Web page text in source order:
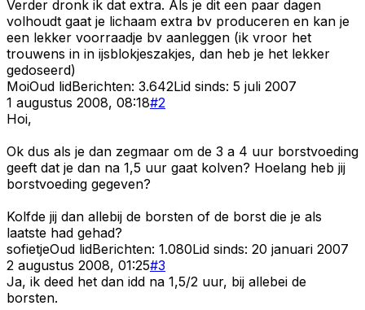
Verder dronk ik dat extra. Als je dit een paar dagen
volhoudt gaat je lichaam extra bv produceren en kan je
een lekker voorraadje bv aanleggen (ik vroor het
trouwens in in ijsblokjeszakjes, dan heb je het lekker
gedoseerd)
MoiOud lidBerichten: 3.642Lid sinds: 5 juli 2007
1 augustus 2008, 08:18#2
Hoi,
Ok dus als je dan zegmaar om de 3 a 4 uur borstvoeding
geeft dat je dan na 1,5 uur gaat kolven? Hoelang heb jij
borstvoeding gegeven?
Kolfde jij dan allebij de borsten of de borst die je als
laatste had gehad?
sofietjeOud lidBerichten: 1.080Lid sinds: 20 januari 2007
2 augustus 2008, 01:25#3
Ja, ik deed het dan idd na 1,5/2 uur, bij allebei de
borsten.